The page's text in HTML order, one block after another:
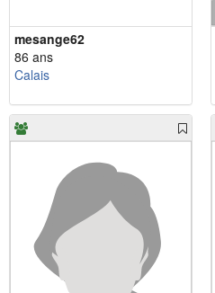
mesange62
86 ans
Calais